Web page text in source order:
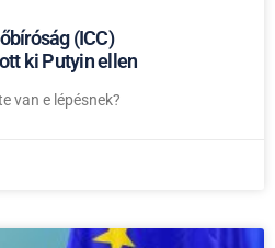
(ICC)
ki Putyin ellen
van e lépésnek?